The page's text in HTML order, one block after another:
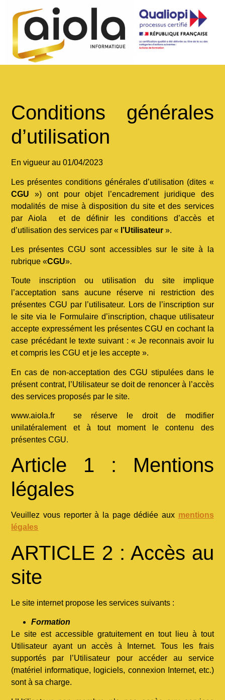
Conditions générales
d’utilisation
En vigueur au 01/04/2023
Les présentes conditions générales d’utilisation (dites «
CGU ») ont pour objet l’encadrement juridique des
modalités de mise à disposition du site et des services
par Aiola et de définir les conditions d’accès et
d’utilisation des services par « l’Utilisateur ».
Les présentes CGU sont accessibles sur le site à la
rubrique «CGU».
Toute inscription ou utilisation du site implique
l’acceptation sans aucune réserve ni restriction des
présentes CGU par l’utilisateur. Lors de l’inscription sur
le site via le Formulaire d’inscription, chaque utilisateur
accepte expressément les présentes CGU en cochant la
case précédant le texte suivant : « Je reconnais avoir lu
et compris les CGU et je les accepte ».
En cas de non-acceptation des CGU stipulées dans le
présent contrat, l’Utilisateur se doit de renoncer à l’accès
des services proposés par le site.
www.aiola.fr se réserve le droit de modifier
unilatéralement et à tout moment le contenu des
présentes CGU.
Article 1 : Mentions
légales
Veuillez vous reporter à la page dédiée aux mentions
légales
ARTICLE 2 : Accès au
site
Le site internet propose les services suivants :
Formation
Le site est accessible gratuitement en tout lieu à tout
Utilisateur ayant un accès à Internet. Tous les frais
supportés par l’Utilisateur pour accéder au service
(matériel informatique, logiciels, connexion Internet, etc.)
sont à sa charge.